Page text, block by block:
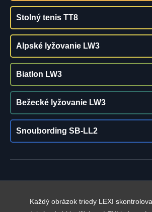
Stolný tenis TT8
Alpské lyžovanie LW3
Biatlon LW3
Bežecké lyžovanie LW3
Snoubording SB-LL2
Každý obrázok triedy LEXI